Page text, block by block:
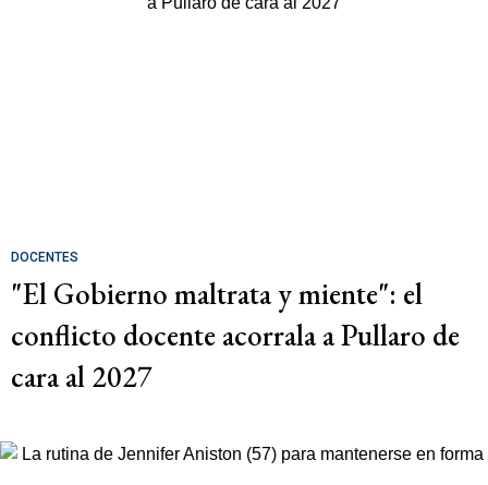
DOCENTES
"El Gobierno maltrata y miente": el
conflicto docente acorrala a Pullaro de
cara al 2027